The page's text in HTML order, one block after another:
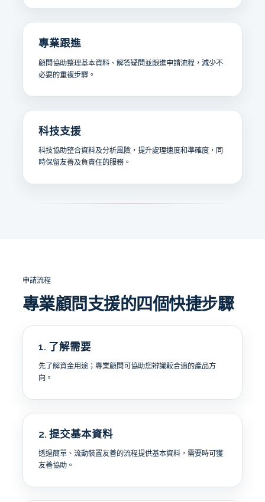
專業跟進
顧問協助整理基本資料、解答疑問並跟進申請流程，減少不
必要的重複步驟。
科技支援
科技協助整合資料及分析風險，提升處理速度和準確度，同
時保留友善及負責任的服務。
申請流程
專業顧問支援的四個快捷步驟
1. 了解需要
先了解資金用途；專業顧問可協助您辨識較合適的產品方
向。
2. 提交基本資料
透過簡單、流動裝置友善的流程提供基本資料，需要時可獲
友善協助。